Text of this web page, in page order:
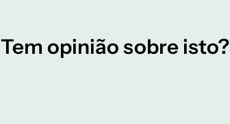
Tem opinião sobre isto?